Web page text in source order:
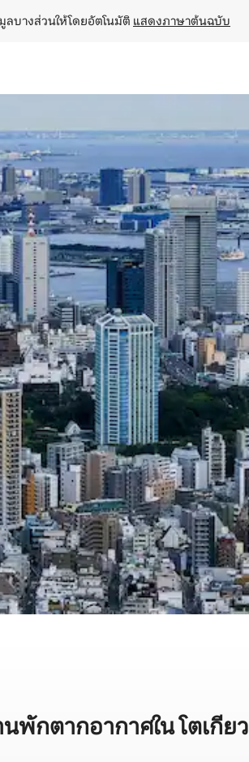
ลบางส่วนให้โดยอัตโนมัติ แสดงภาษาต้นฉบับ
พักตากอากาศใน โตเกียว